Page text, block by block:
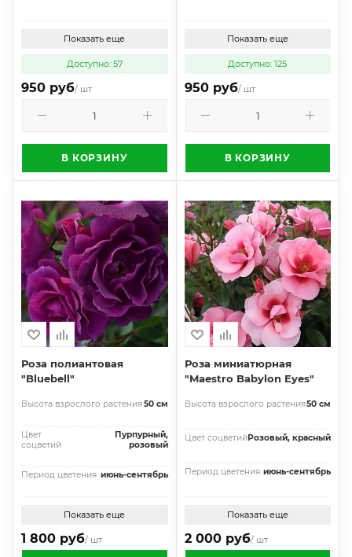
Показать еще
Доступно: 57
950 руб/ шт
В КОРЗИНУ
Показать еще
Доступно: 125
950 руб/ шт
В КОРЗИНУ
Роза полиантовая
"Bluebell"
Высота взрослого растения50 см
Цвет
соцветий
Пурпурный,
розовый
Период цветения июнь-сентябрь
Показать еще
1 800 руб/ шт
Роза миниатюрная
"Maestro Babylon Eyes"
Высота взрослого растения50 см
Цвет соцветийРозовый, красный
Период цветения июнь-сентябрь
Показать еще
2 000 руб/ шт